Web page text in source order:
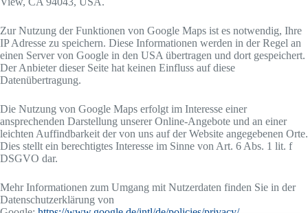
Zur Nutzung der Funktionen von Google Maps ist es notwendig, Ihre
IP Adresse zu speichern. Diese Informationen werden in der Regel an
einen Server von Google in den USA übertragen und dort gespeichert.
Der Anbieter dieser Seite hat keinen Einfluss auf diese
Datenübertragung.
Die Nutzung von Google Maps erfolgt im Interesse einer
ansprechenden Darstellung unserer Online-Angebote und an einer
leichten Auffindbarkeit der von uns auf der Website angegebenen Orte.
Dies stellt ein berechtigtes Interesse im Sinne von Art. 6 Abs. 1 lit. f
DSGVO dar.
Mehr Informationen zum Umgang mit Nutzerdaten finden Sie in der
Datenschutzerklärung von